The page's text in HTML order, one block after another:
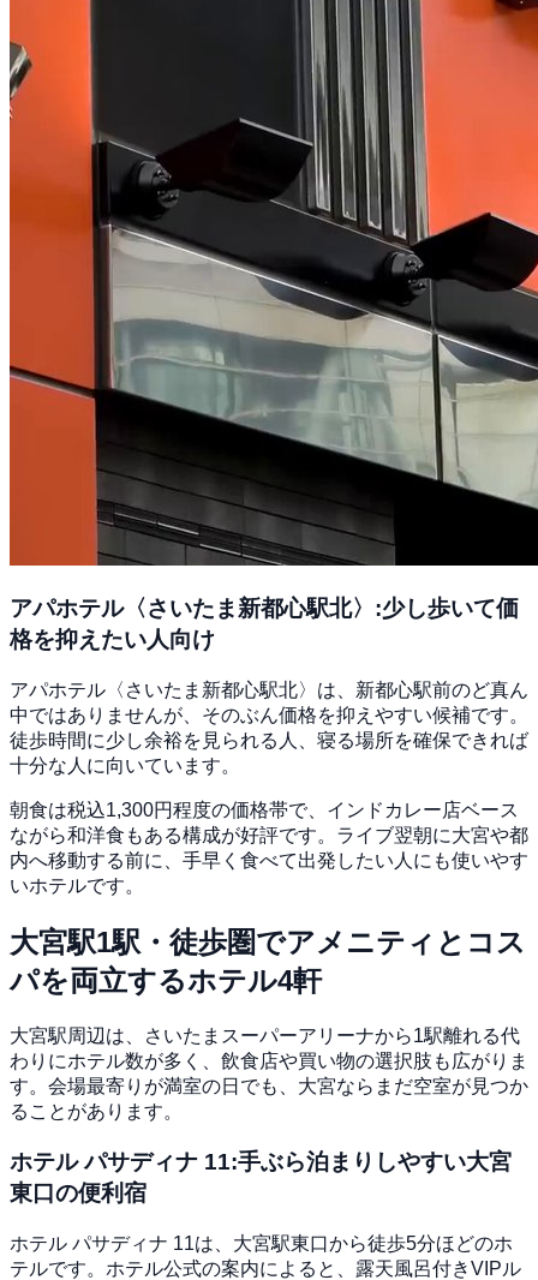
アパホテル〈さいたま新都心駅北〉:少し歩いて価
格を抑えたい人向け
アパホテル〈さいたま新都心駅北〉は、新都心駅前のど真ん
中ではありませんが、そのぶん価格を抑えやすい候補です。
徒歩時間に少し余裕を見られる人、寝る場所を確保できれば
十分な人に向いています。
朝食は税込1,300円程度の価格帯で、インドカレー店ベース
ながら和洋食もある構成が好評です。ライブ翌朝に大宮や都
内へ移動する前に、手早く食べて出発したい人にも使いやす
いホテルです。
大宮駅1駅・徒歩圏でアメニティとコス
パを両立するホテル4軒
大宮駅周辺は、さいたまスーパーアリーナから1駅離れる代
わりにホテル数が多く、飲食店や買い物の選択肢も広がりま
す。会場最寄りが満室の日でも、大宮ならまだ空室が見つか
ることがあります。
ホテル パサディナ 11:手ぶら泊まりしやすい大宮
東口の便利宿
ホテル パサディナ 11は、大宮駅東口から徒歩5分ほどのホ
テルです。ホテル公式の案内によると、露天風呂付きVIPル